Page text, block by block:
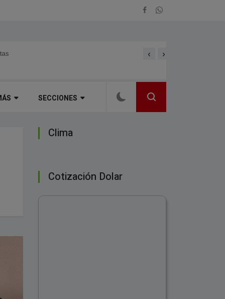
TIEMPO EN
‹ ›
SECCIONES
Clima
Cotización Dolar